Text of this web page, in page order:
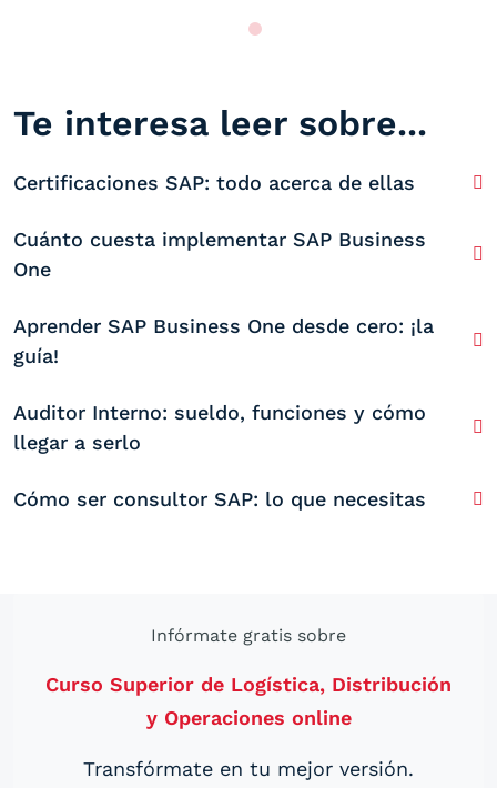
Te interesa leer sobre...
Certificaciones SAP: todo acerca de ellas
Cuánto cuesta implementar SAP Business
One
Aprender SAP Business One desde cero: ¡la
guía!
Auditor Interno: sueldo, funciones y cómo
llegar a serlo
Cómo ser consultor SAP: lo que necesitas
Infórmate gratis sobre
Curso Superior de Logística, Distribución
y Operaciones online
Transfórmate en tu mejor versión.